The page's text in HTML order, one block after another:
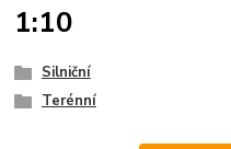
1:10
Silniční
Terénní